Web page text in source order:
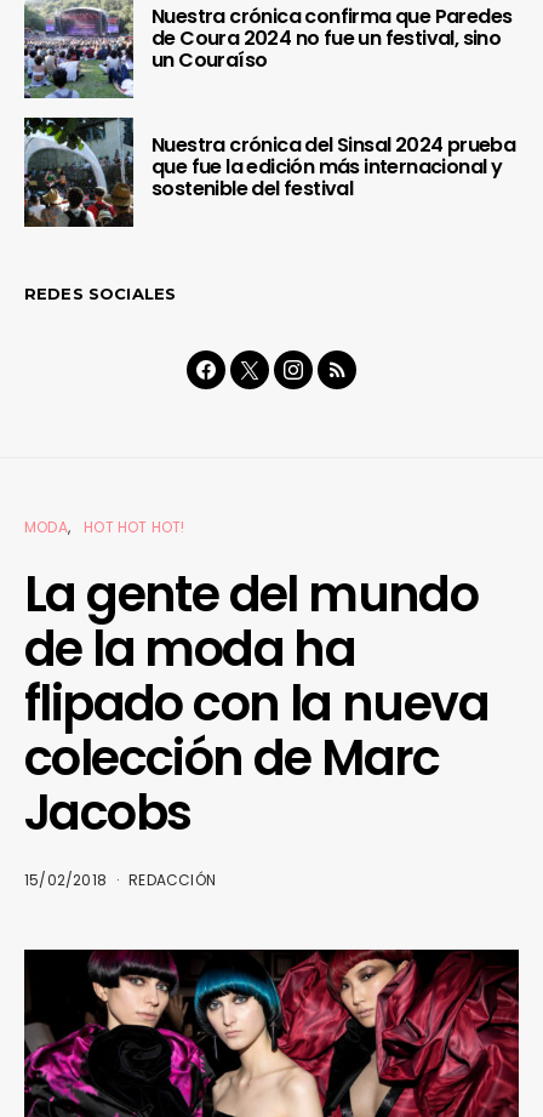
Nuestra crónica confirma que Paredes
de Coura 2024 no fue un festival, sino
un Couraíso
Nuestra crónica del Sinsal 2024 prueba
que fue la edición más internacional y
sostenible del festival
REDES SOCIALES
MODA HOT HOT HOT!
La gente del mundo
de la moda ha
flipado con la nueva
colección de Marc
Jacobs
15/02/2018 REDACCIÓN